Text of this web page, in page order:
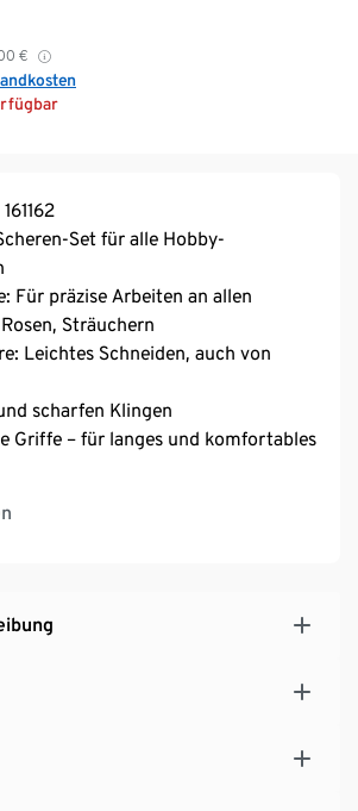
€
Set für alle Hobby-
Für präzise Arbeiten an allen
Sträuchern
Leichtes Schneiden, auch von
scharfen Klingen
Griffe – für langes und komfortables
für eine besondere Haptik
dank Verschluss am Griffende